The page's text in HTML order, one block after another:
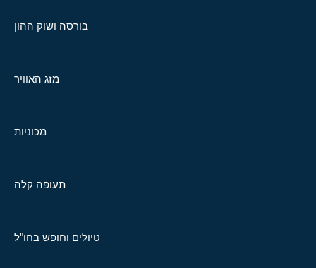
בורסה ושוק ההון
מזג האוויר
מכוניות
תעופה קלה
טיולים וחופש בחו"ל